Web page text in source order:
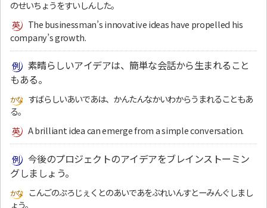
のせいちょうをすいしんした。
The businessman’s innovative ideas have propelled his
company’s growth.
素晴らしいアイデアは、簡単な会話から生まれること
もある。
すばらしいあいであは、かんたんなかいわからうまれることもあ
る。
A brilliant idea can emerge from a simple conversation.
今後のプロジェクトのアイデアをブレインストーミン
グしましょう。
こんごのぷろじぇくとのあいであをぶれいんすとーみんぐしまし
ょう。